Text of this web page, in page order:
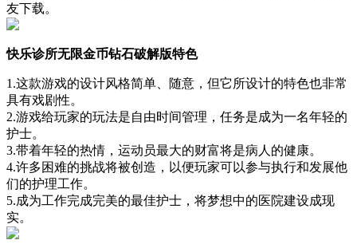
友下载。
快乐诊所无限金币钻石破解版特色
1.这款游戏的设计风格简单、随意，但它所设计的特色也非常
具有戏剧性。
2.游戏给玩家的玩法是自由时间管理，任务是成为一名年轻的
护士。
3.带着年轻的热情，运动员最大的财富将是病人的健康。
4.许多困难的挑战将被创造，以便玩家可以参与执行和发展他
们的护理工作。
5.成为工作完成完美的最佳护士，将梦想中的医院建设成现
实。